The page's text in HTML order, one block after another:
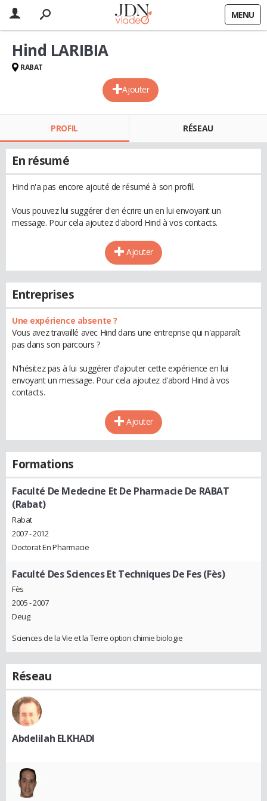
MENU
Ajouter
Hind LARIBIA
RABAT
PROFIL RÉSEAU
En résumé
Hind n'a pas encore ajouté de résumé à son profil.
Vous pouvez lui suggérer d'en écrire un en lui envoyant un
message. Pour cela ajoutez d'abord Hind à vos contacts.
Ajouter
Entreprises
Une expérience absente ?
Vous avez travaillé avec Hind dans une entreprise qui n'apparaît
pas dans son parcours ?
N'hésitez pas à lui suggérer d'ajouter cette expérience en lui
envoyant un message. Pour cela ajoutez d'abord Hind à vos
contacts.
Ajouter
Formations
Faculté De Medecine Et De Pharmacie De RABAT
(Rabat)
Rabat
2007 - 2012
Doctorat En Pharmacie
Faculté Des Sciences Et Techniques De Fes (Fès)
Fès
2005 - 2007
Deug
Sciences de la Vie et la Terre option chimie biologie
Réseau
Abdelilah ELKHADI